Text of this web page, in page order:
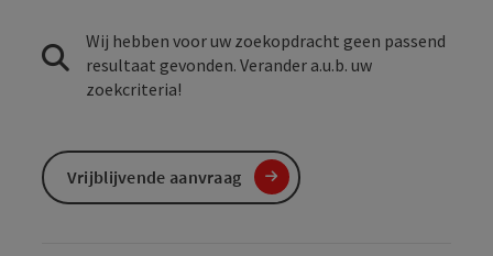
Wij hebben voor uw zoekopdracht geen passend
resultaat gevonden. Verander a.u.b. uw
zoekcriteria!
Vrijblijvende aanvraag